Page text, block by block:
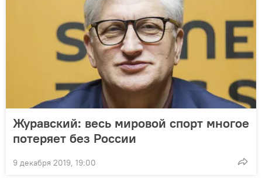
Журавский: весь мировой спорт многое
потеряет без России
9 декабря 2019, 19:00